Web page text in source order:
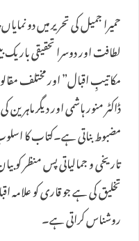
حمیرا جمیل کی تحریر میں دو
لطافت اور دوسرا تحقیقی
مکاتیبِ اقبال” اور مختلف
ڈاکٹر منور ہاشمی اور دیگر
مضبوط بناتی ہے۔کتاب کا
تاریخی و جمالیاتی پس منظر
تخلیق کی ہے جو قاری کو علامہ
روشناس کراتی ہے۔